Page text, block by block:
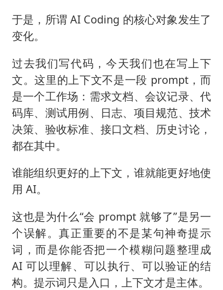
于是，所谓 AI Coding 的核心对象发生了
变化。
过去我们写代码，今天我们也在写上下
文。这里的上下文不是一段 prompt，而
是一个工作场：需求文档、会议记录、代
码库、测试用例、日志、项目规范、技术
决策、验收标准、接口文档、历史讨论，
都在其中。
谁能组织更好的上下文，谁就能更好地使
用 AI。
这也是为什么“会 prompt 就够了”是另一
个误解。真正重要的不是某句神奇提示
词，而是你能否把一个模糊问题整理成
AI 可以理解、可以执行、可以验证的结
构。提示词只是入口，上下文才是主体。